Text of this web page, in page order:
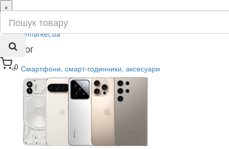
0
×
ru
ua
Каталог
Смартфони, смарт-годинники, аксесуари